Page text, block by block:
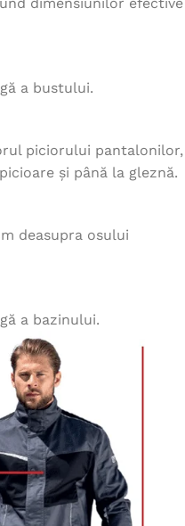
a bustului.
piciorului pantalonilor,
și până la gleznă.
deasupra osului
a bazinului.